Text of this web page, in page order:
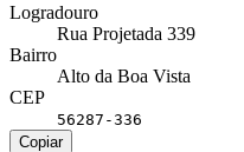
Logradouro
Rua Projetada 339
Bairro
Alto da Boa Vista
CEP
56287-336
Copiar